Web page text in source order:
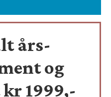
års-
og
kr 1999,-